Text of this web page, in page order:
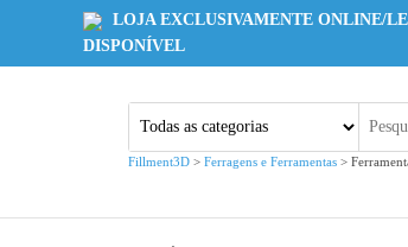
LOJA EXCLUSIVAMENTE ONLINE/
DISPONÍVEL
Fillment3D > Ferragens e Ferramentas >